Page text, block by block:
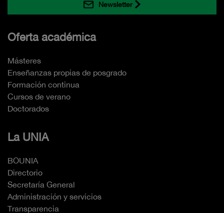
Newsletter
Oferta académica
Másteres
Enseñanzas propias de posgrado
Formación continua
Cursos de verano
Doctorados
La UNIA
BOUNIA
Directorio
Secretaría General
Administración y servicios
Transparencia